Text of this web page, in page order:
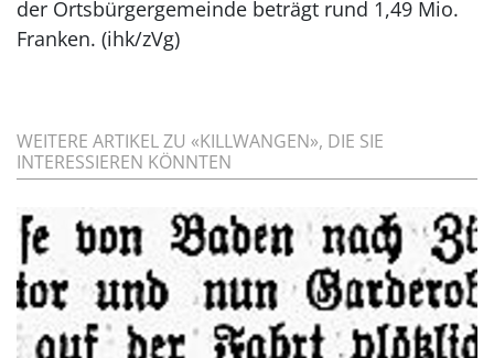
der Ortsbürgergemeinde beträgt rund 1,49 Mio.
Franken. (ihk/zVg)
WEITERE ARTIKEL ZU «KILLWANGEN», DIE SIE
INTERESSIEREN KÖNNTEN